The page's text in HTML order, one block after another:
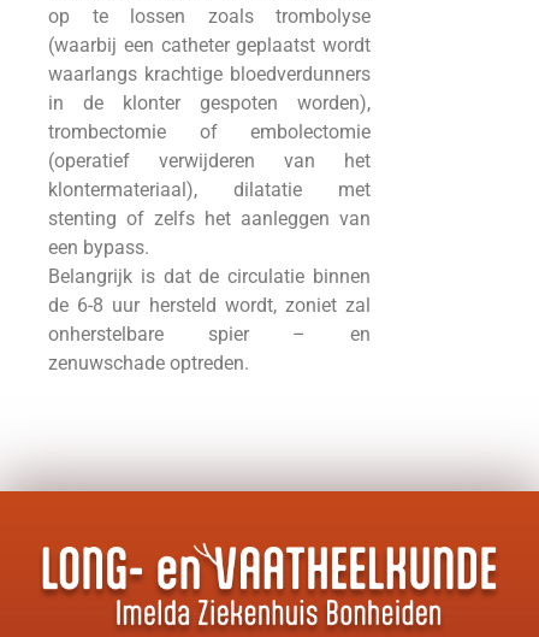
op te lossen zoals trombolyse
(waarbij een catheter geplaatst wordt
waarlangs krachtige bloedverdunners
in de klonter gespoten worden),
trombectomie of embolectomie
(operatief verwijderen van het
klontermateriaal), dilatatie met
stenting of zelfs het aanleggen van
een bypass.
Belangrijk is dat de circulatie binnen
de 6-8 uur hersteld wordt, zoniet zal
onherstelbare spier – en
zenuwschade optreden.